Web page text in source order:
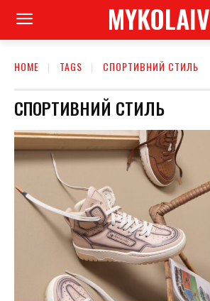
MYKOLAIV
HOME TAGS СПОРТИВНИЙ СТИЛЬ
СПОРТИВНИЙ СТИЛЬ